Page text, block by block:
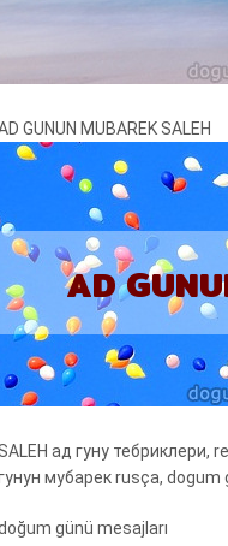
GUNUN MUBAREK SALEH
SALEH ад гуну тебриклери,
мубарек rusça,
günü mesajları